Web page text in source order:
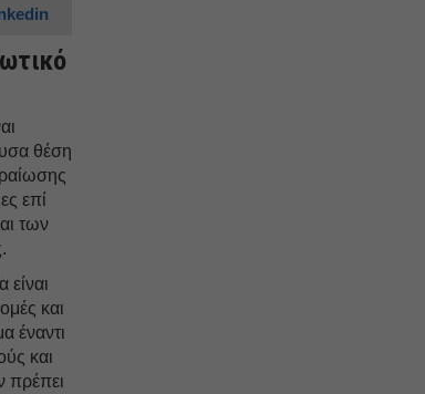
θέση
επί
των
και
έναντι
και
πρέπει